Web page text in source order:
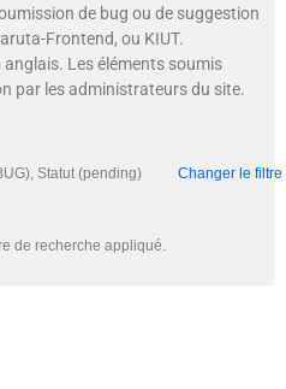
de bug ou de suggestion
Frontend, ou KIUT.
anglais. Les éléments soumis
par les administrateurs du site.
(BUG), Statut (pending) Changer le filtre
de recherche appliqué.